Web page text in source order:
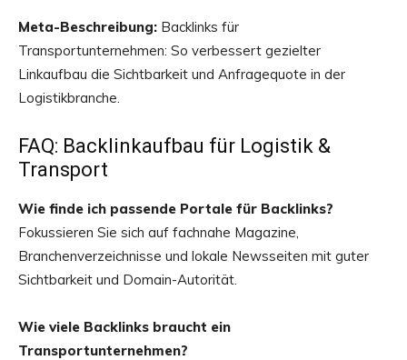
Meta-Beschreibung: Backlinks für
Transportunternehmen: So verbessert gezielter
Linkaufbau die Sichtbarkeit und Anfragequote in der
Logistikbranche.
FAQ: Backlinkaufbau für Logistik &
Transport
Wie finde ich passende Portale für Backlinks?
Fokussieren Sie sich auf fachnahe Magazine,
Branchenverzeichnisse und lokale Newsseiten mit guter
Sichtbarkeit und Domain-Autorität.
Wie viele Backlinks braucht ein
Transportunternehmen?